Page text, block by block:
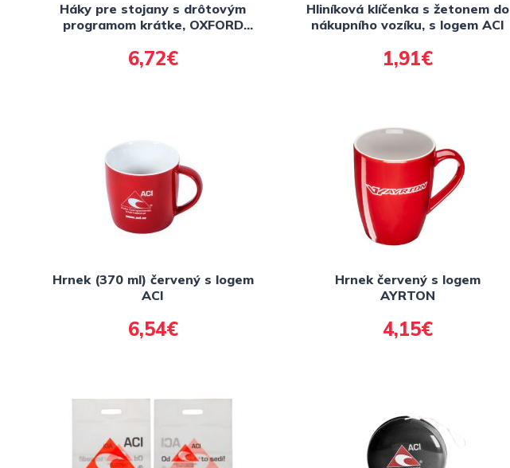
Háky pre stojany s drôtovým
programom krátke, OXFORD
dĺžka háku 180 mm)
6,72€
Hliníková klíčenka s žetonem do
nákupního vozíku, s logem ACI
1,91€
Hrnek (370 ml) červený s logem
ACI
6,54€
Hrnek červený s logem
AYRTON
4,15€